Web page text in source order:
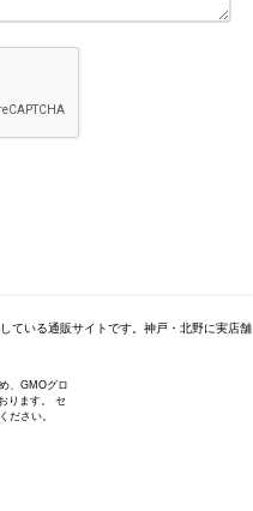
ている通販サイトです。神戸・北野に実店舗
、GMOグロ
ります。 セ
ださい。